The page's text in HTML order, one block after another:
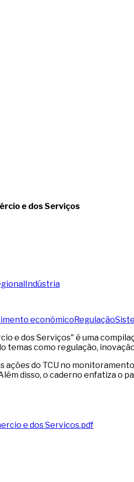
e dos Serviços
Indústria
econômicoRegulação
e dos Serviços" é uma
como regulação,
ações do TCU no
disso, o caderno enfatiza o
e dos Servicos.pdf